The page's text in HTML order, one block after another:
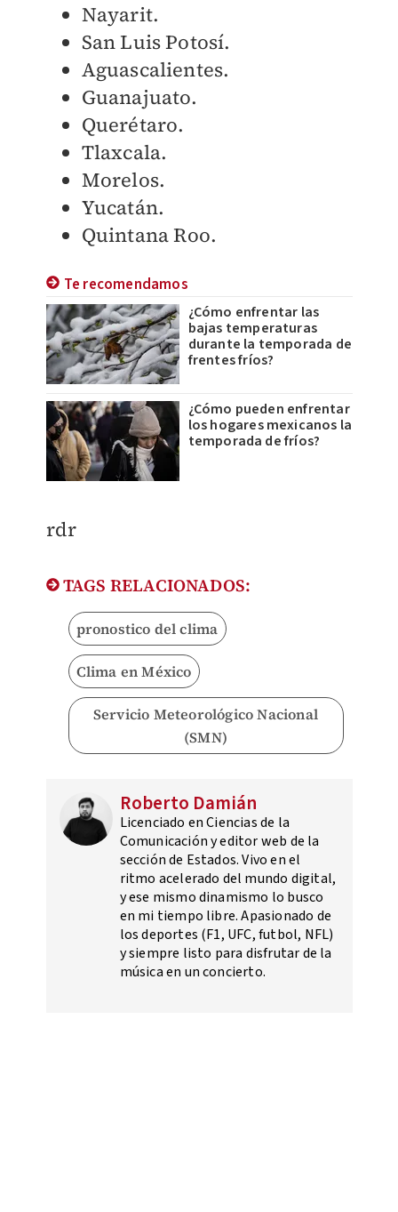
Nayarit.
San Luis Potosí.
Aguascalientes.
Guanajuato.
Querétaro.
Tlaxcala.
Morelos.
Yucatán.
Quintana Roo.
Te recomendamos
¿Cómo enfrentar las
bajas temperaturas
durante la temporada de
frentes fríos?
¿Cómo pueden enfrentar
los hogares mexicanos la
temporada de fríos?
rdr
TAGS RELACIONADOS:
pronostico del clima
Clima en México
Servicio Meteorológico Nacional
(SMN)
Roberto Damián
Licenciado en Ciencias de la
Comunicación y editor web de la
sección de Estados. Vivo en el
ritmo acelerado del mundo digital,
y ese mismo dinamismo lo busco
en mi tiempo libre. Apasionado de
los deportes (F1, UFC, futbol, NFL)
y siempre listo para disfrutar de la
música en un concierto.